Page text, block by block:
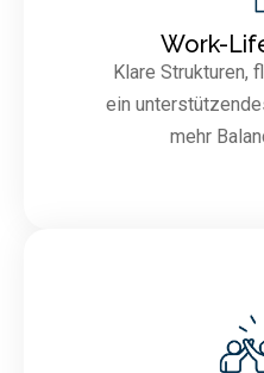
Work-
Klare Strukturen,
ein
mehr